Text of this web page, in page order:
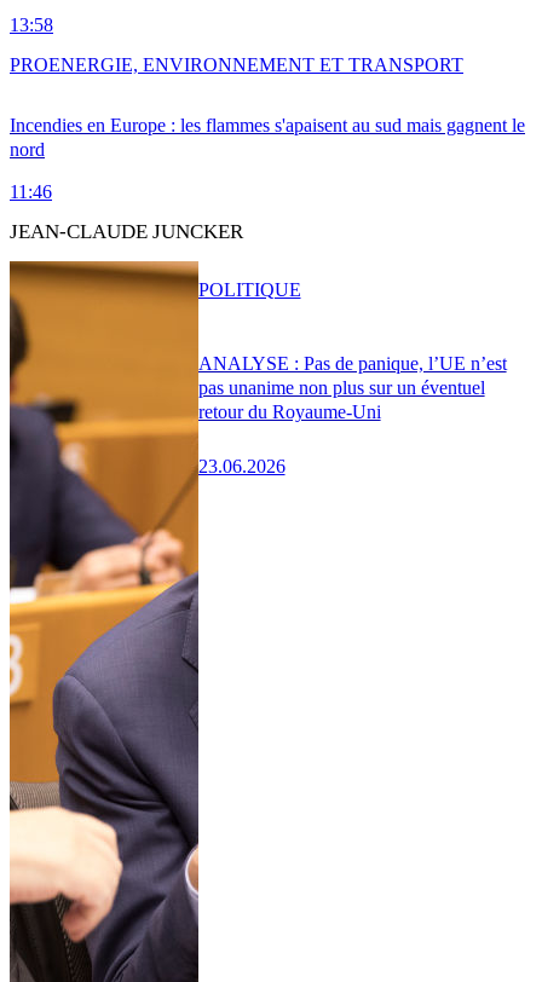
13:58
Incendies en Europe : les flammes s'apaisent au sud mais gagnent le
nord
11:46
PROENERGIE, ENVIRONNEMENT ET TRANSPORT
JEAN-CLAUDE JUNCKER
ANALYSE : Pas de panique, l’UE n’est
pas unanime non plus sur un éventuel
retour du Royaume-Uni
23.06.2026
POLITIQUE